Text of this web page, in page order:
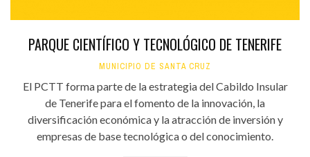
PARQUE CIENTÍFICO Y TECNOLÓGICO DE TENERIFE
MUNICIPIO DE SANTA CRUZ
El PCTT forma parte de la estrategia del Cabildo Insular
de Tenerife para el fomento de la innovación, la
diversificación económica y la atracción de inversión y
empresas de base tecnológica o del conocimiento.